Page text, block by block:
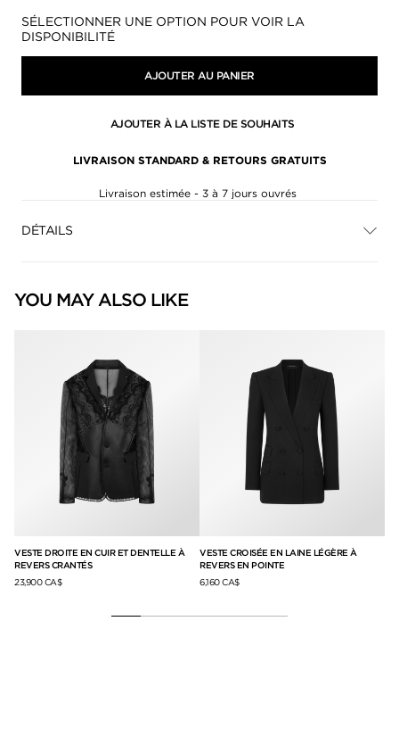
Disponibilité:
SÉLECTIONNER UNE OPTION POUR VOIR LA
DISPONIBILITÉ
AJOUTER AU PANIER
AJOUTER À LA LISTE DE SOUHAITS
LIVRAISON STANDARD & RETOURS GRATUITS
Livraison estimée - 3 à 7 jours ouvrés
DÉTAILS
YOU MAY ALSO LIKE
VESTE DROITE EN CUIR ET DENTELLE À
REVERS CRANTÉS
23,900 CA$
VESTE CROISÉE EN LAINE LÉGÈRE À
REVERS EN POINTE
6,160 CA$